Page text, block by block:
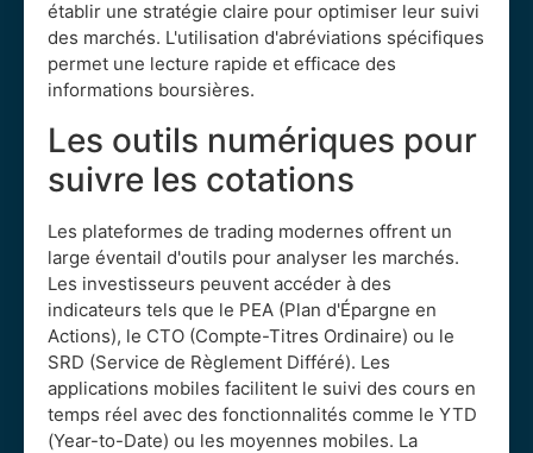
établir une stratégie claire pour optimiser leur suivi
des marchés. L'utilisation d'abréviations spécifiques
permet une lecture rapide et efficace des
informations boursières.
Les outils numériques pour
suivre les cotations
Les plateformes de trading modernes offrent un
large éventail d'outils pour analyser les marchés.
Les investisseurs peuvent accéder à des
indicateurs tels que le PEA (Plan d'Épargne en
Actions), le CTO (Compte-Titres Ordinaire) ou le
SRD (Service de Règlement Différé). Les
applications mobiles facilitent le suivi des cours en
temps réel avec des fonctionnalités comme le YTD
(Year-to-Date) ou les moyennes mobiles. La